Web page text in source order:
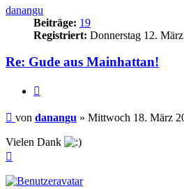
danangu
Beiträge: 19
Registriert: Donnerstag 12.
Re: Gude aus Mainhattan!
Beitrag
von danangu » Mittwoch 18. März
Vielen Dank